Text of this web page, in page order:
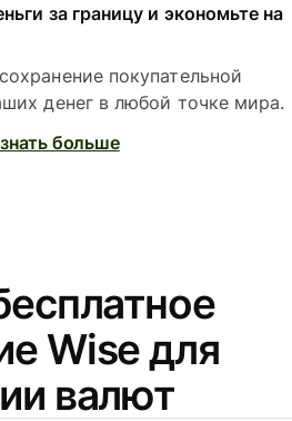
за границу и экономьте на
покупательной
денег в любой точке мира.
больше
Wise для
валют